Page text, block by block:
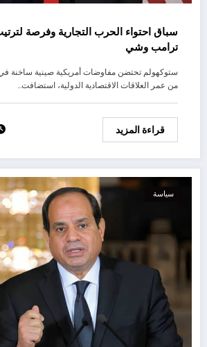
سباق احتواء الحرب التجارية وفرصة
ترامب وشي
ستوكهولم تحتضن مفاوضات أمريكية صينية ساخنة
من عمر العلاقات الاقتصادية الدولية، استضافت…
قراءة المزيد
سياسة